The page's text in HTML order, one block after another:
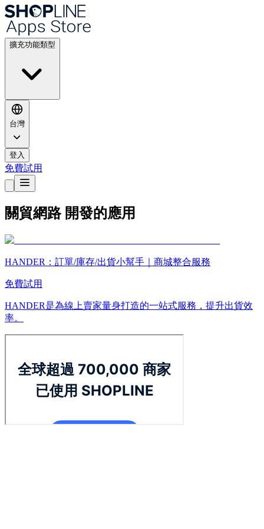
擴充功能類型
台灣
登入
免費試用
關貿網路 開發的應用
HANDER：訂單/庫存/出貨小幫手｜商城整合服務
免費試用
HANDER是為線上賣家量身打造的一站式服務，提升出貨效
率。